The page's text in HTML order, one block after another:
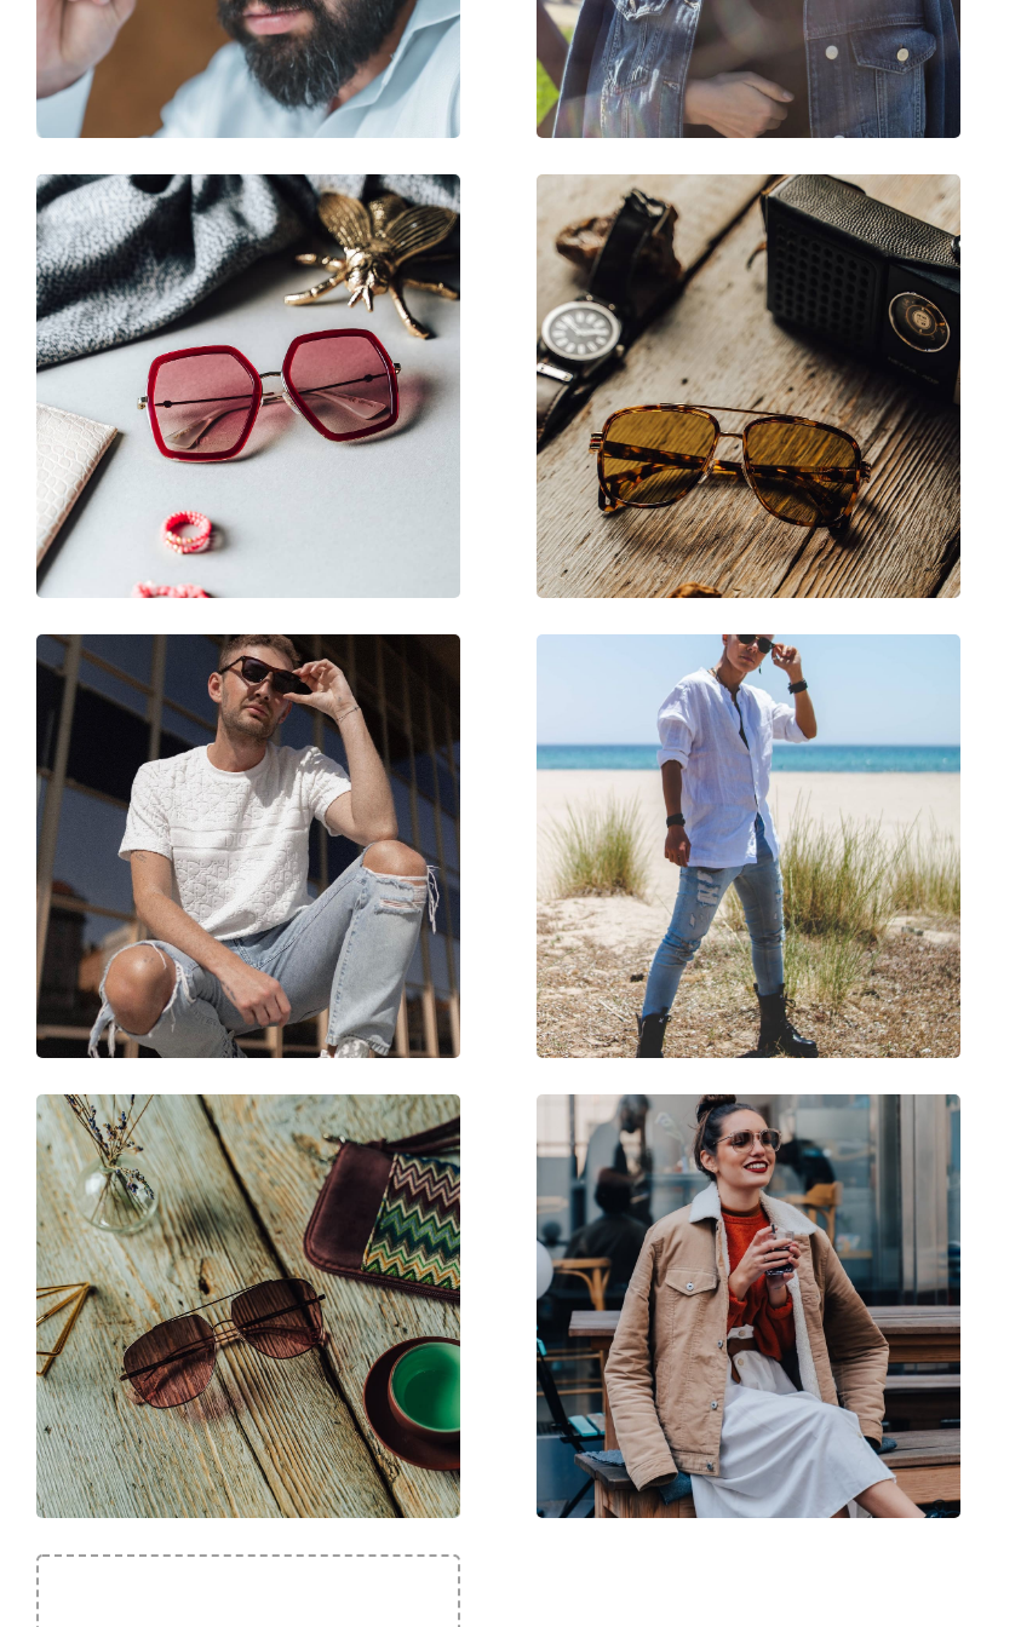
Greutate:
45 g
Pernițe reglabile pentru nas:
Da
Accesorii
Suport:
Da
Lavetă pentru curățat:
Da
Altele
Sex:
Bărbați
Categorie:
Ochelari de soare
Brand:
Giorgio Armani
Modă
Cod:
AR6058J 300213 54